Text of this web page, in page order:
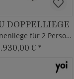
DOPPELLIEGE
Graue Sonnenliege für 2 Personen
€ *